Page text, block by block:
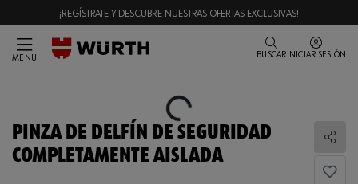
¡REGÍSTRATE Y DESCUBRE NUESTRAS OFERTAS EXCLUSIVAS!
MENÚ BUSCAR INICIAR SESIÓN
Loading...
PINZA DE DELFÍN DE SEGURIDAD
COMPLETAMENTE AISLADA